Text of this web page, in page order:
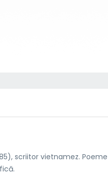
scriitor vietnamez. Poeme